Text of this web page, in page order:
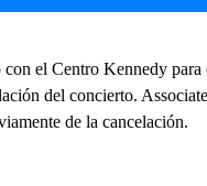
el Centro Kennedy para
del concierto.
de la cancelación.